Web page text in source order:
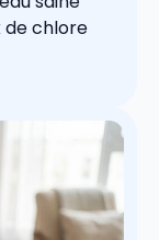
de chlore